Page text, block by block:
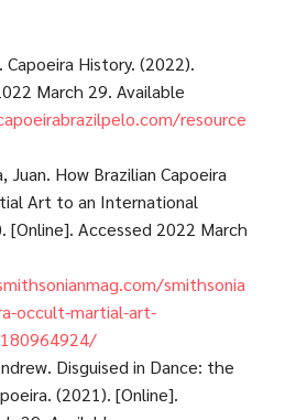
Capoeira History. (2022).
March 29. Available
resource
Juan. How Brazilian Capoeira
Art to an International
[Online]. Accessed 2022 March
smithsonia
occult-martial-art-
Disguised in Dance: the
(2021). [Online].